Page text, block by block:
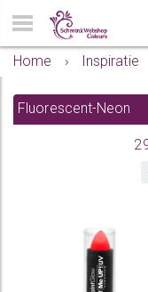
Home
› Inspiratie
Fluorescent-Neon